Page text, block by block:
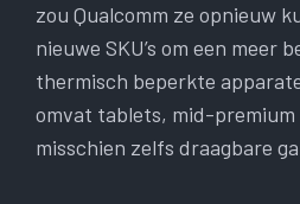
zou Qualcomm ze opnieuw
nieuwe SKU’s om een ​​meer
thermisch beperkte
omvat tablets, mid-premium
misschien zelfs draagbare